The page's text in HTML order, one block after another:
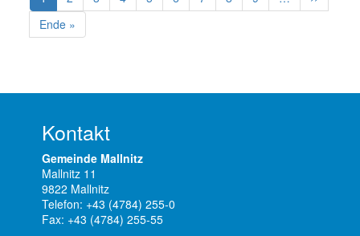
Seite
Seite
Letzte
Seite
Ende »
Kontakt
Gemeinde Mallnitz
Mallnitz 11
9822 Mallnitz
Telefon: +43 (4784) 255-0
Fax: +43 (4784) 255-55